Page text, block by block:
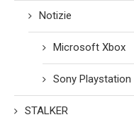
Notizie
Microsoft Xbox
Sony Playstation
STALKER